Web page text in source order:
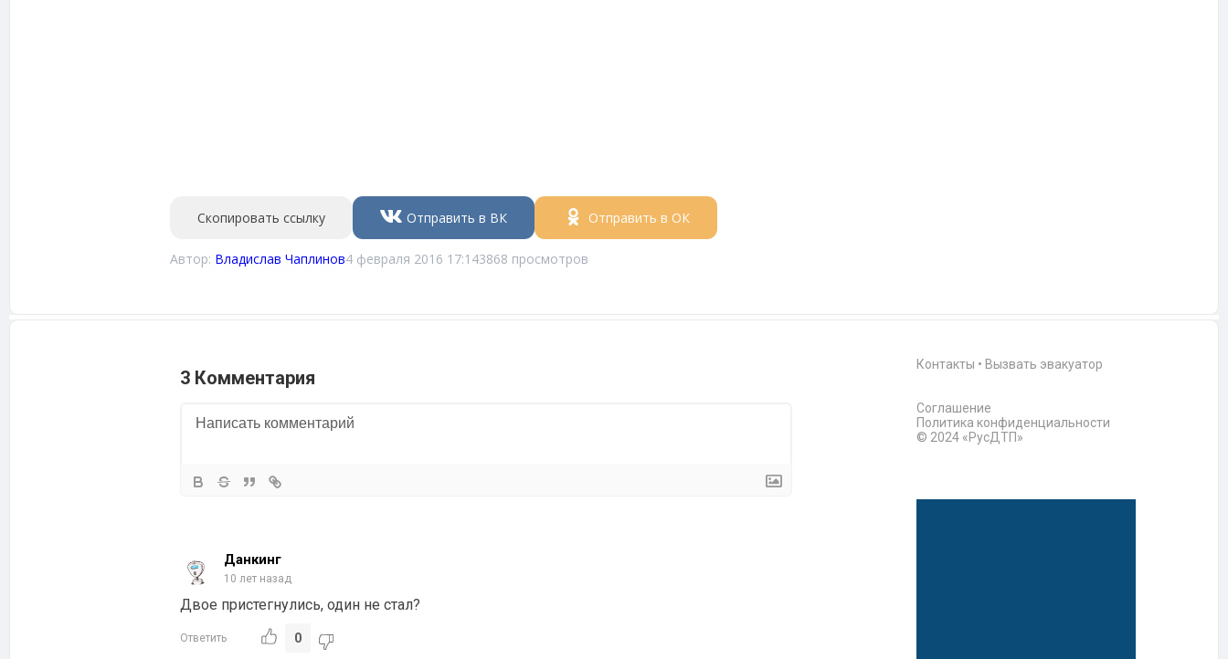
Скопировать ссылку Отправить в ВК Отправить в ОК
Автор: Владислав Чаплинов4 февраля 2016 17:143868 просмотров
3 Комментария
Данкинг
10 лет назад
Двое пристегнулись, один не стал?
Ответить 0
Контакты • Вызвать эвакуатор
Соглашение
Политика конфиденциальности
© 2024 «РусДТП»